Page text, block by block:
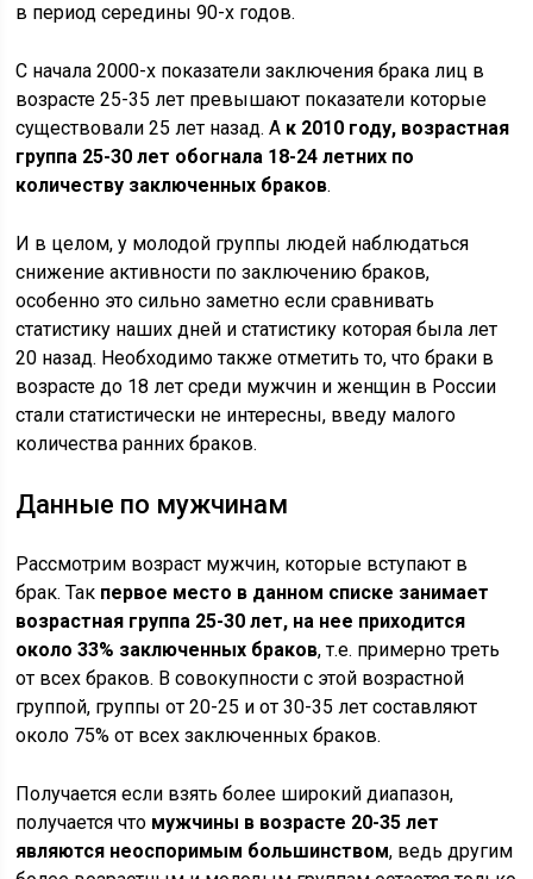
в период середины 90-х годов.
С начала 2000-х показатели заключения брака лиц в
возрасте 25-35 лет превышают показатели которые
существовали 25 лет назад. А к 2010 году, возрастная
группа 25-30 лет обогнала 18-24 летних по
количеству заключенных браков.
И в целом, у молодой группы людей наблюдаться
снижение активности по заключению браков,
особенно это сильно заметно если сравнивать
статистику наших дней и статистику которая была лет
20 назад. Необходимо также отметить то, что браки в
возрасте до 18 лет среди мужчин и женщин в России
стали статистически не интересны, введу малого
количества ранних браков.
Данные по мужчинам
Рассмотрим возраст мужчин, которые вступают в
брак. Так первое место в данном списке занимает
возрастная группа 25-30 лет, на нее приходится
около 33% заключенных браков, т.е. примерно треть
от всех браков. В совокупности с этой возрастной
группой, группы от 20-25 и от 30-35 лет составляют
около 75% от всех заключенных браков.
Получается если взять более широкий диапазон,
получается что мужчины в возрасте 20-35 лет
являются неоспоримым большинством, ведь другим